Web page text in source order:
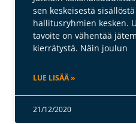
sen keskeisestä
hallitusryhmien kesken.
tavoite on vähentää
kierrätystä. Näin joulun
LUE LISÄÄ »
21/12/2020